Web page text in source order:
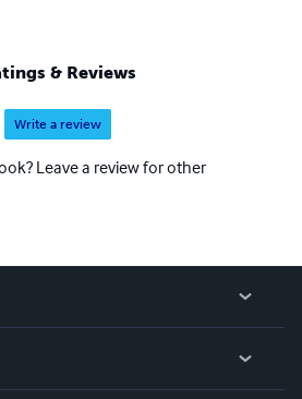
& Reviews
Write a review
Leave a review for other